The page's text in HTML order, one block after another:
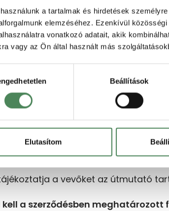
a tartalmak és hirdetések
elemzéséhez. Ezenkívül
vonatkozó adatait, akik
vagy az Ön által használt más
Beállítások
Elutasítom
ha a vásárlás előtt a fogyasztó
célra megfelel- e, úgy az arra adott
kell a szerződésben
helyezésre vonatkozó
szóló 2012. évi
közérthető és egyértelmű,
úgy is megfelelhet a
a vevőket az útmutató
a szerződésben meghatározott